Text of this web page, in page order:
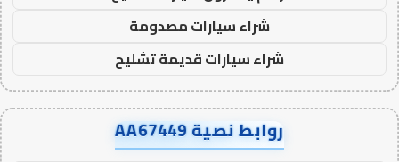
شراء سيارات مصدومة
شراء سيارات قديمة تشليح
روابط نصية AA67449